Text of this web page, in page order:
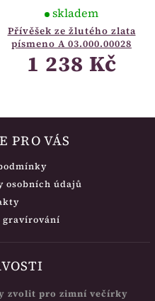
Přívěšek ze žlutého zlata
písmeno A 03.000.00028
skladem
1 238 Kč
PRO VÁS
osobních údajů
zvolit pro zimní večírky